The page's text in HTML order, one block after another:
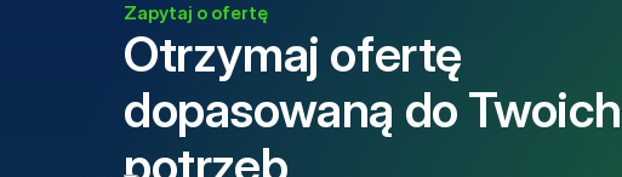
Zapytaj o ofertę
Otrzymaj ofertę
dopasowaną do Twoich